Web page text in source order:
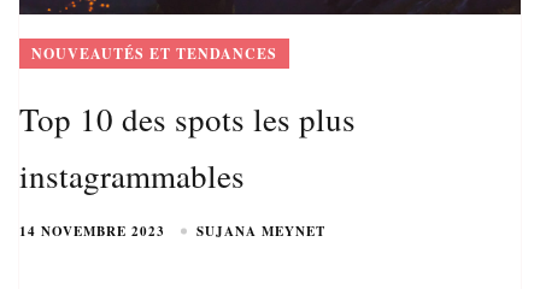
NOUVEAUTÉS ET TENDANCES
Top 10 des spots les plus
instagrammables
14 NOVEMBRE 2023 SUJANA MEYNET